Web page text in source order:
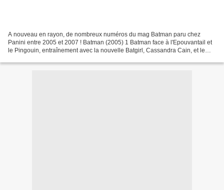
A nouveau en rayon, de nombreux numéros du mag Batman paru chez
Panini entre 2005 et 2007 ! Batman (2005) 1 Batman face à l'Epouvantail et
le Pingouin, entraînement avec la nouvelle Batgirl, Cassandra Cain, et le